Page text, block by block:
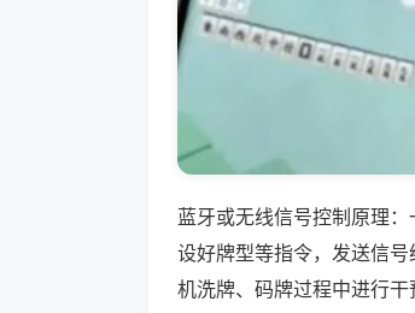
蓝牙或无线信号控制原理
设好牌型等指令，发送信
机洗牌、码牌过程中进行干